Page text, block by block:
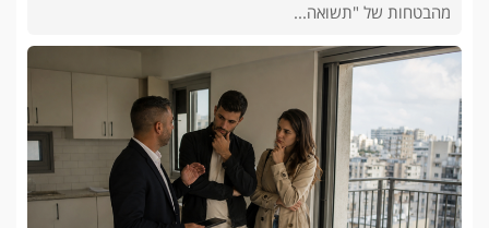
מהבטחות של "תשואה...